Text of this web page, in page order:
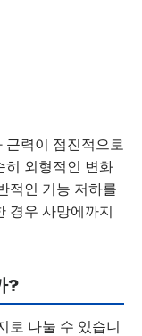
근력이 점진적으로
히 외형적인 변화
적인 기능 저하를
경우 사망에까지
?
로 나눌 수 있습니